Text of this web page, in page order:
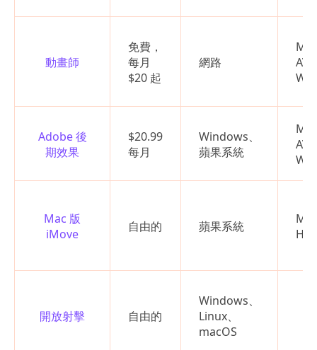
動畫師
免費，
每月
$20 起
網路
AVI
Adobe 後
期效果
$20.99
每月
Windows、
蘋果系統
AVI
Mac 版
iMove
自由的 蘋果系統
開放射擊 自由的
Windows、
Linux、
macOS